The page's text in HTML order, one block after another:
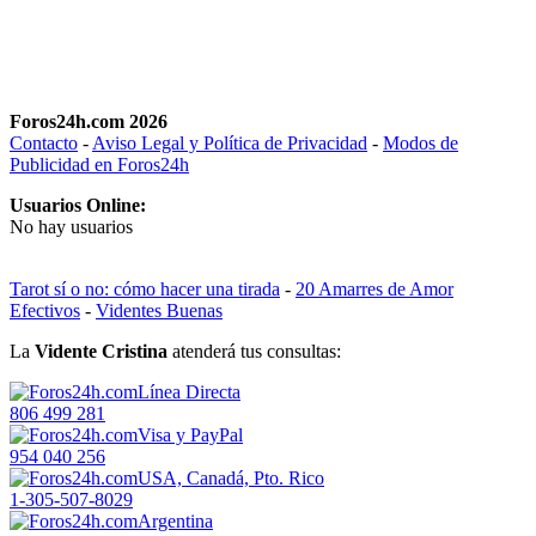
Foros24h.com 2026
Contacto - Aviso Legal y Política de Privacidad - Modos de
Publicidad en Foros24h
Usuarios Online:
No hay usuarios
Tarot sí o no: cómo hacer una tirada - 20 Amarres de Amor
Efectivos - Videntes Buenas
La Vidente Cristina atenderá tus consultas:
Línea Directa
806 499 281
Visa y PayPal
954 040 256
USA, Canadá, Pto. Rico
1-305-507-8029
Argentina